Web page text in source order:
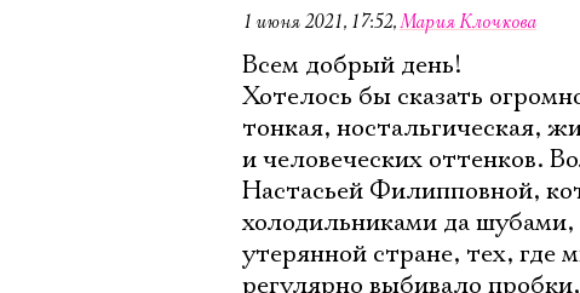
1 июня 2021, 17:52,Мария Клочкова
Всем добрый день!
Хотелось бы сказать
тонкая, ностальгическая,
и человеческих оттенков.
Настасьей Филипповной,
холодильниками да
утерянной стране, тех, где
регулярно выбивало